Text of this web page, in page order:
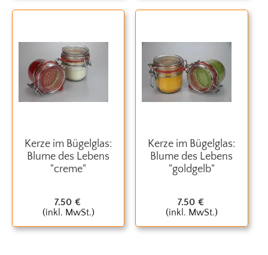
Kerze im Bügelglas:
Blume des Lebens
"creme"
7.50 €
(inkl. MwSt.)
Kerze im Bügelglas:
Blume des Lebens
"goldgelb"
7.50 €
(inkl. MwSt.)